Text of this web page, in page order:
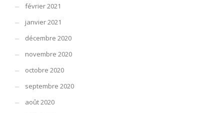
février 2021
janvier 2021
décembre 2020
novembre 2020
octobre 2020
septembre 2020
août 2020